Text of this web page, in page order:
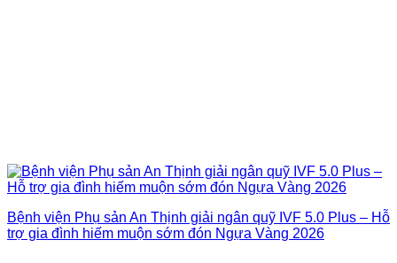
Bệnh viện Phụ sản An Thịnh giải ngân quỹ IVF 5.0 Plus – Hỗ
trợ gia đình hiếm muộn sớm đón Ngựa Vàng 2026